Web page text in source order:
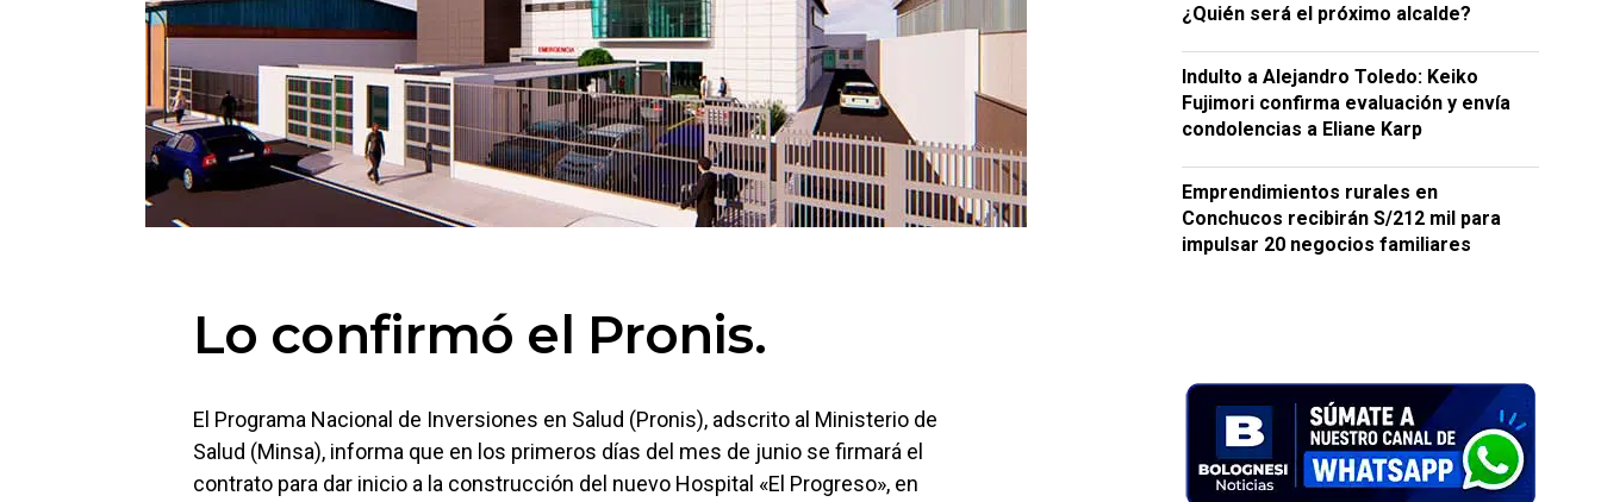
Lo confirmó el Pronis.
El Programa Nacional de Inversiones en Salud (Pronis), adscrito al Ministerio de
Salud (Minsa), informa que en los primeros días del mes de junio se firmará el
contrato para dar inicio a la construcción del nuevo Hospital «El Progreso», en
¿Quién será el próximo alcalde?
Indulto a Alejandro Toledo: Keiko
Fujimori confirma evaluación y envía
condolencias a Eliane Karp
Emprendimientos rurales en
Conchucos recibirán S/212 mil para
impulsar 20 negocios familiares